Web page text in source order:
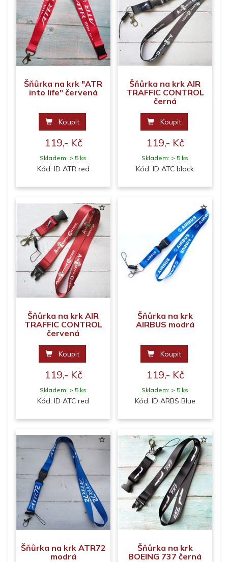
Šňůrka na krk "ATR
into life" červená
Koupit
119,- Kč
Skladem: > 5 ks
Kód: ID ATR red
Šňůrka na krk AIR
TRAFFIC CONTROL
černá
Koupit
119,- Kč
Skladem: > 5 ks
Kód: ID ATC black
Šňůrka na krk AIR
TRAFFIC CONTROL
červená
Koupit
119,- Kč
Skladem: > 5 ks
Kód: ID ATC red
Šňůrka na krk
AIRBUS modrá
Koupit
119,- Kč
Skladem: > 5 ks
Kód: ID ARBS Blue
Šňůrka na krk ATR72
modrá
Šňůrka na krk
BOEING 737 černá